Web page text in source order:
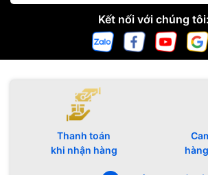
Kết nối với chúng tôi:
Thanh toán
khi nhận hàng